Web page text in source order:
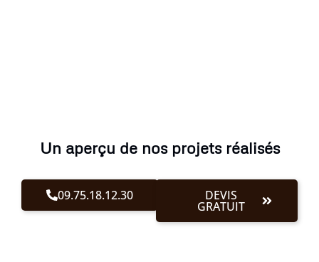
Un aperçu de nos projets réalisés
09.75.18.12.30 DEVIS
GRATUIT